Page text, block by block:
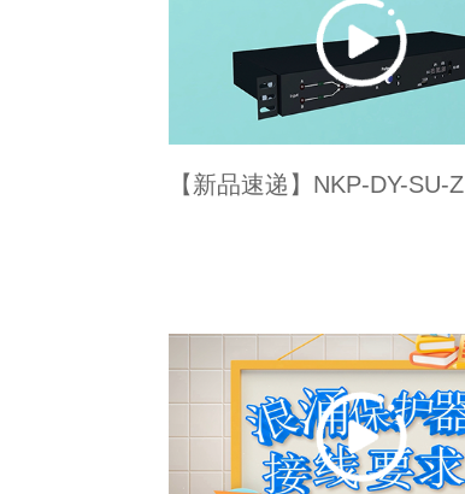
【新品速递】NKP-DY-SU-Z